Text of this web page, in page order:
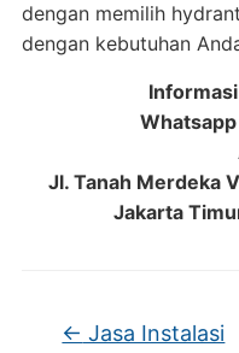
dengan memilih
dengan kebutuhan
Whatsapp
Jl. Tanah Merdeka
Jakarta
← Jasa Instalasi